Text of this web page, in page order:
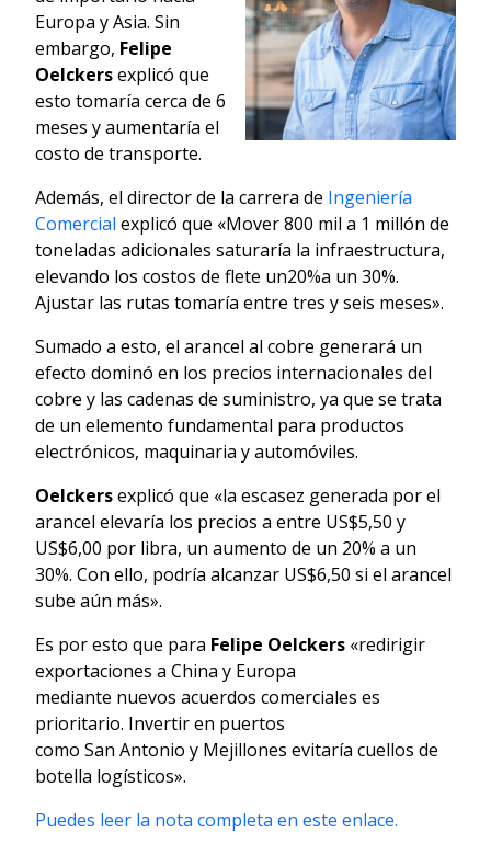
Europa y Asia. Sin
embargo, Felipe
Oelckersexplicó que
esto tomaría cerca de 6
meses y aumentaría el
costo de transporte.
Además, el director de la carrera de Ingeniería
Comercial explicó que «Mover 800 mil a 1 millón de
toneladas adicionales saturaría la infraestructura,
elevando los costos de flete un20%a un 30%.
Ajustar las rutas tomaría entre tres y seis meses».
Sumado a esto, el arancel al cobre generará un
efecto dominó en los precios internacionales del
cobre y las cadenas de suministro, ya que se trata
de un elemento fundamental para productos
electrónicos, maquinaria y automóviles.
Oelckersexplicó que «la escasez generada por el
arancel elevaría los precios a entre US$5,50 y
US$6,00 por libra, un aumento de un 20% a un
30%. Con ello, podría alcanzar US$6,50 si el arancel
sube aún más».
Es por esto que para Felipe Oelckers «redirigir
exportaciones a China y Europa
mediante nuevos acuerdos comerciales es
prioritario. Invertir en puertos
como San Antonio y Mejillones evitaría cuellos de
botella logísticos».
Puedes leer la nota completa en este enlace.